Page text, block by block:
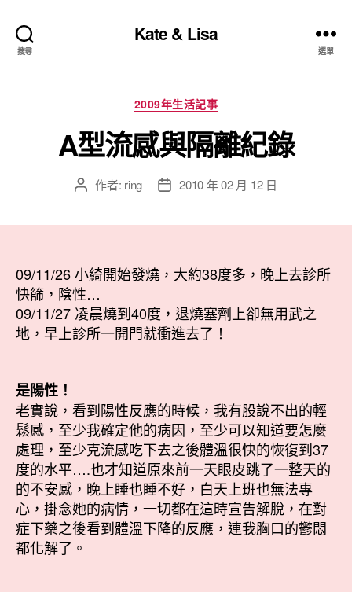
搜尋
Kate & Lisa
選單
分
類
2009年生活記事
A型流感與隔離紀錄
文 作者: ring
文
期
2010 年 02 月 12 日
09/11/26 小綺開始發燒，大約38度多，晚上去診所
快篩，陰性…
09/11/27 凌晨燒到40度，退燒塞劑上卻無用武之
地，早上診所一開門就衝進去了！
是陽性！
老實說，看到陽性反應的時候，我有股說不出的輕
鬆感，至少我確定他的病因，至少可以知道要怎麼
處理，至少克流感吃下去之後體溫很快的恢復到37
度的水平….也才知道原來前一天眼皮跳了一整天的
的不安感，晚上睡也睡不好，白天上班也無法專
心，掛念她的病情，一切都在這時宣告解脫，在對
症下藥之後看到體溫下降的反應，連我胸口的鬱悶
都化解了。